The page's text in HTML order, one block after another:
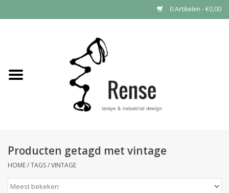
0 Artikelen - €0,00
Industrial lamps
Producten getagd met vintage
HOME/TAGS/VINTAGE